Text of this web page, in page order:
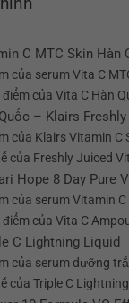
C MTC Skin Hàn
của serum Vita C
của Vita C Hàn
– Klairs
của Klairs Vitamin C
của Freshly Juiced
Hope 8 Day Pure
của serum Vitamin
của Vita C
C Lightning Liquid
của serum dưỡng
của Triple C